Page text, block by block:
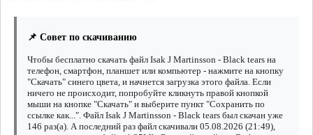
📌 Совет по скачиванию
Чтобы бесплатно скачать файл Isak J Martinsson - Black tears на
телефон, смартфон, планшет или компьютер - нажмите на кнопку
"Скачать" синего цвета, и начнется загрузка этого файла. Если
ничего не происходит, попробуйте кликнуть правой кнопкой
мыши на кнопке "Скачать" и выберите пункт "Сохранить по
ссылке как...". Файл Isak J Martinsson - Black tears был скачан уже
146 раз(а). А последний раз файл скачивали 05.08.2026 (21:49),